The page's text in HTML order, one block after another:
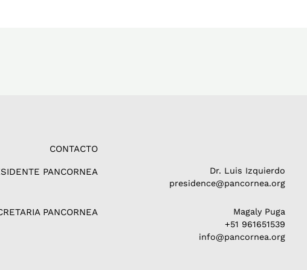
CONTACTO
PANCORNEA
PANCORNEA
Dr. Luis Izquierdo
presidence@pancornea.org
Magaly Puga
+51 961651539
info@pancornea.org